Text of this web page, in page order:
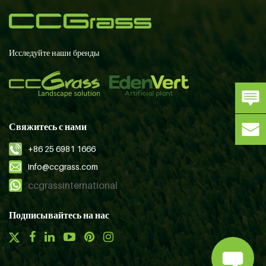
Исследуйте наши бренды
Свяжитесь с нами
+86 25 6981 1666
info@ccgrass.com
ccgrassinternational
Подписывайтесь на нас